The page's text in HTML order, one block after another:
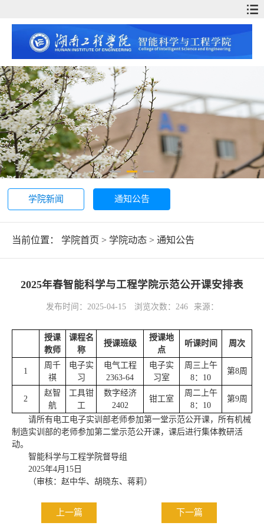
学院新闻 通知公告
当前位置： 学院首页 > 学院动态 > 通知公告
2025年春智能科学与工程学院示范公开课安排表
发布时间：2025-04-15 浏览次数： 246 来源：
授课
教师
课程名
称
授课班级
授课地
点
听课时间 周次
1
周千
祺
电子实
习
电气工程
2363-64
电子实
习室
周三上午
8：10
第8周
2
赵智
航
工具钳
工
数字经济
2402
钳工室
周二上午
8：10
第9周
请所有电工电子实训部老师参加第一堂示范公开课，所有机械
制造实训部的老师参加第二堂示范公开课，课后进行集体教研活
动。
智能科学与工程学院督导组
2025年4月15日
（审核：赵中华、胡晓东、蒋莉）
上一篇 下一篇